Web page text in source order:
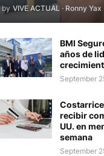
by VIVE ACTUAL · Ronny Yax
BMI
años de
September
recibir
UU. en
semana
September